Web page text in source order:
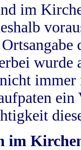
im
wurde
im